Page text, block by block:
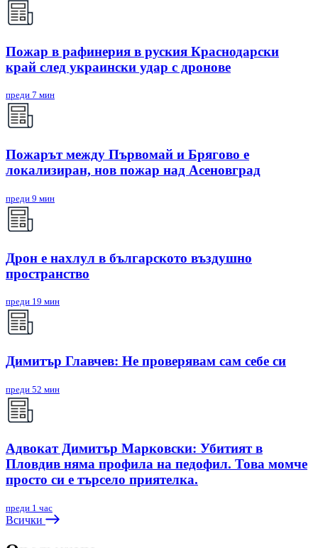
Пожар в рафинерия в руския Краснодарски
край след украински удар с дронове
преди 7 мин
Пожарът между Първомай и Брягово е
локализиран, нов пожар над Асеновград
преди 9 мин
Дрон е нахлул в българското въздушно
пространство
преди 19 мин
Димитър Главчев: Не проверявам сам себе си
преди 52 мин
Адвокат Димитър Марковски: Убитият в
Пловдив няма профила на педофил. Това момче
просто си е търсело приятелка.
преди 1 час
Всички